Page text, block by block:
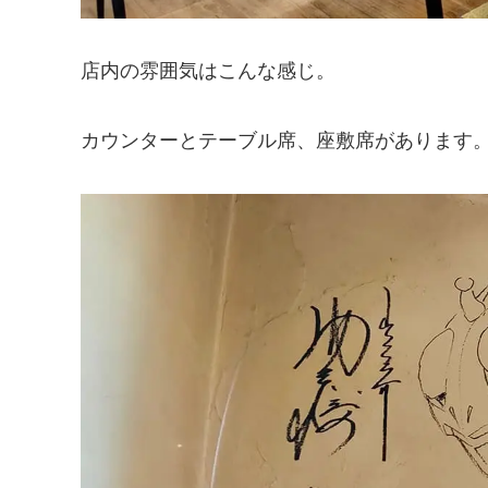
店内の雰囲気はこんな感じ。
カウンターとテーブル席、座敷席があります